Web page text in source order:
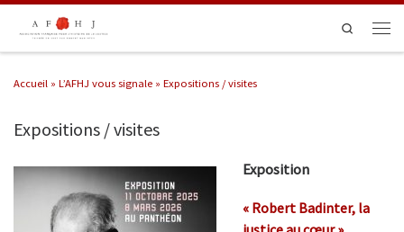
Passer au contenu
Search
Accueil » L’AFHJ vous signale » Expositions / visites
Expositions / visites
Exposition
« Robert Badinter, la